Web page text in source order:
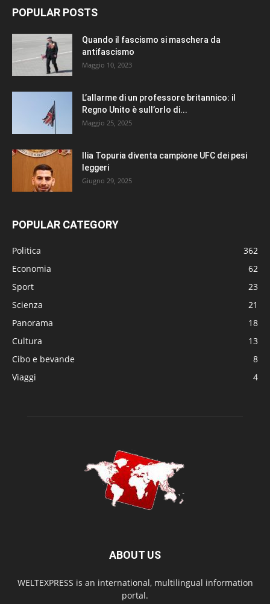
POPULAR POSTS
Quando il fascismo si maschera da
antifascismo
Maggio 10, 2023
L’allarme di un professore britannico: il
Regno Unito è sull’orlo di...
Maggio 25, 2025
Ilia Topuria diventa campione UFC dei pesi
leggeri
Giugno 29, 2025
POPULAR CATEGORY
Politica
362
Economia
62
Sport
23
Scienza
21
Panorama
18
Cultura
13
Cibo e bevande
8
Viaggi
4
ABOUT US
WELTEXPRESS is an international, multilingual information
portal.